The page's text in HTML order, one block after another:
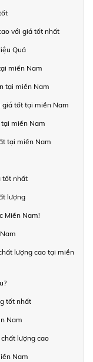
với giá tốt nhất
Quả
miền Nam
tại miền Nam
giá tốt tại miền Nam
miền Nam
tại miền Nam
tốt nhất
lượng
Miền Nam!
lượng cao tại miền
tốt nhất
Nam
lượng cao
Nam